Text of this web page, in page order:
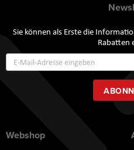
Sie können als Erste die
Rabatten
Webshop